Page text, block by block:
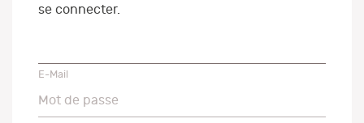
se connecter.
E-Mail
Mot de passe
Mot de passe